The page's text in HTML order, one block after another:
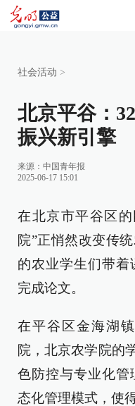
社会活动 >
北京平谷：
振兴新引擎
来源： 中国青年报
2025-06-17 15:01
在北京市平谷区
院”正悄然改变传
的农业学生们带着
完成论文。
在平谷区金海湖
院，北京农学院的
色防控与专业化管
态化管理模式，使